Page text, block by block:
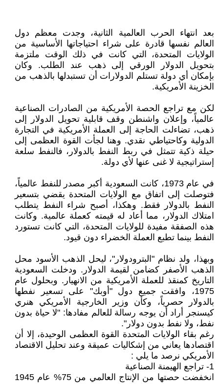
بعد انتهاء الحرب العالمية الثانية، وجدت معظم دول
العالم نفسها قادرة على شراء احتياجاتها الأساسية من
الولايات المتحدة، التي كانت في ذلك الوقت ملتزمة
بتحويل الدولار الورقي إلى ذهب عند الطلب. وكان
بإمكان أي دولة تستلم الدولارات أن تستبدلها بالذهب من
الخزينة الأمريكية.
لكن مع تراجع الحصة الأمريكية من الصادرات الصناعية
عالمياً، وإعلان واشنطن وقف قابلية تحويل الدولار إلى
ذهب، تضاءلت الحاجة إلى العملة الأمريكية في التجارة
الدولية وكاحتياطي نقدي. وهنا لجأت القوة العظمى إلى
حيلة ذكية تتمثل في ربط النفط بالدولار، فالنفط سلعة
إستراتيجية لا غنى عنها لأي دولة.
في عام 1973، كانت السعودية أكبر مصدر للنفط عالمياً،
فتوصلت إلى اتفاق مع الولايات المتحدة يقضي بتسعير
النفط بالدولار فقط. وهكذا، أصبح شراء النفط يتطلب
امتلاك الدولار، مما أعاد له قيمته كعملة عالمية. وكانت
هذه الصفقة مفيدة للولايات المتحدة، التي كانت تستورد
النفط بينما تطبع العملة الخضراء دون قيود.
وبهذا، ولد نظام "البترودولار"، ليحل الذهب الأسود محل
الذهب الأصفر كضامن لقيمة الدولار. ودخلت السعودية
التاريخ كمنقذ للعملة الأمريكية من الانهيار. وبحلول عام
1975، وافقت جميع دول "أوبك" على تسعير نفطها
بالدولار حصرياً، وكأن وزير الخارجية الأمريكي هنري
كيسنجر أراد أن يوجه رسالة للعالم مفادها: "لا حياة بدون
نفط، ولا نفط بدون دولار".
رغم بقاء الولايات المتحدة القوة العظمى الوحيدة، إلا أن
اقتصادها يعاني من إشكاليات عميقة وعند تحليل الاقتصاد
الأمريكي نرصد ما يلي :
1- تراجع الهيمنة الصناعية
انخفضت حصتها من الإنتاج العالمي من 75% عام 1945